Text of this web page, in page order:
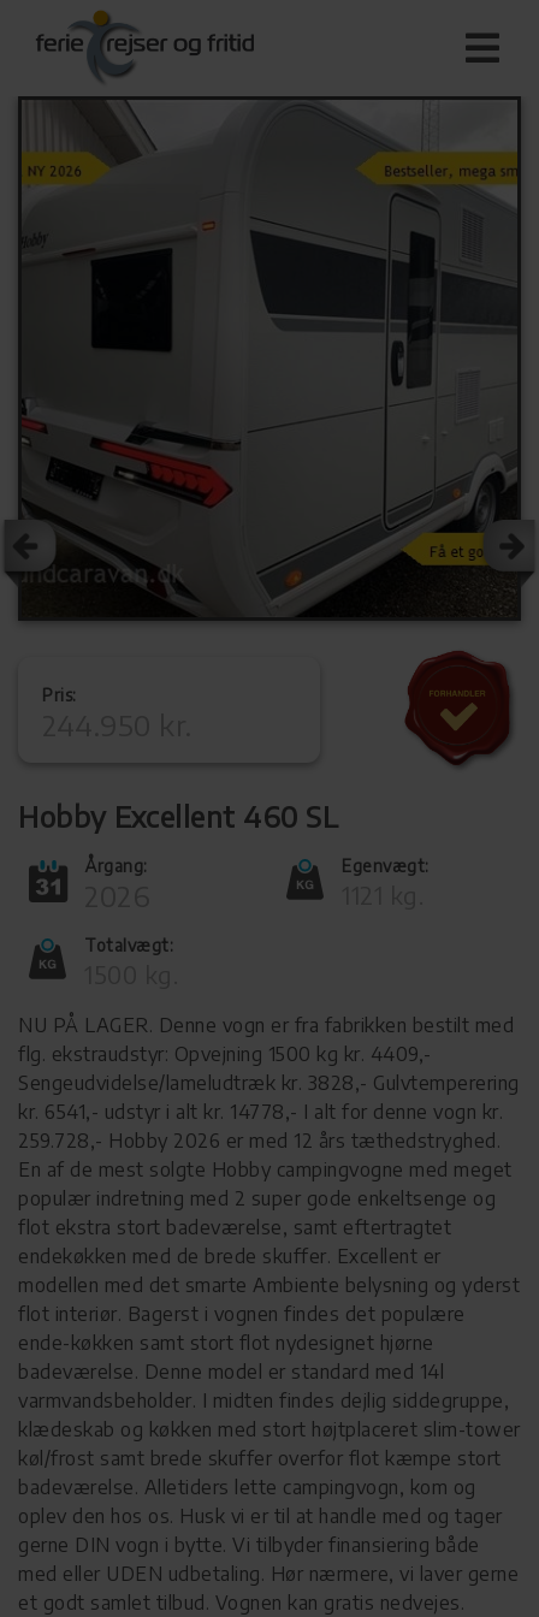
Pris:
Hobby Excellent 460 SL
Årgang: Egenvægt:
Totalvægt:
NU PÅ LAGER. Denne vogn er fra fabrikken bestilt med
flg. ekstraudstyr: Opvejning 1500 kg kr. 4409,-
Sengeudvidelse/lameludtræk kr. 3828,- Gulvtemperering
kr. 6541,- udstyr i alt kr. 14778,- I alt for denne vogn kr.
259.728,- Hobby 2026 er med 12 års tæthedstryghed.
En af de mest solgte Hobby campingvogne med meget
populær indretning med 2 super gode enkeltsenge og
flot ekstra stort badeværelse, samt eftertragtet
endekøkken med de brede skuffer. Excellent er
modellen med det smarte Ambiente belysning og yderst
flot interiør. Bagerst i vognen findes det populære
ende-køkken samt stort flot nydesignet hjørne
badeværelse. Denne model er standard med 14l
varmvandsbeholder. I midten findes dejlig siddegruppe,
klædeskab og køkken med stort højtplaceret slim-tower
køl/frost samt brede skuffer overfor flot kæmpe stort
badeværelse. Alletiders lette campingvogn, kom og
oplev den hos os. Husk vi er til at handle med og tager
gerne DIN vogn i bytte. Vi tilbyder finansiering både
med eller UDEN udbetaling. Hør nærmere, vi laver gerne
et godt samlet tilbud. Vognen kan gratis nedvejes.